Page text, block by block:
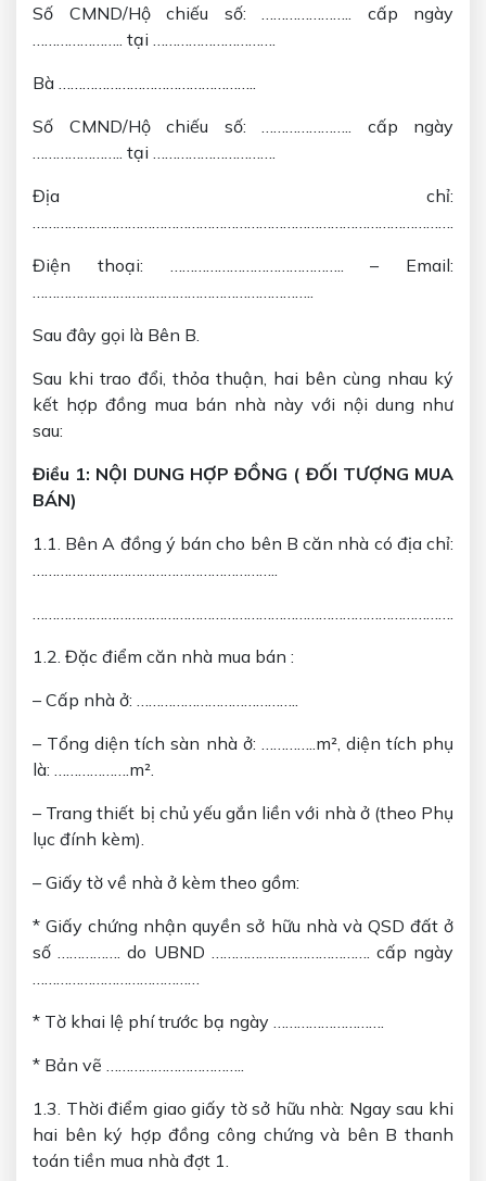
Số CMND/Hộ chiếu số: ………………….. cấp ngày
………………….. tại ………………………….
Bà …………………………………………..
Số CMND/Hộ chiếu số: ………………….. cấp ngày
………………….. tại ………………………….
Địa chỉ:
Điện thoại: …………………………………….. – Email:
Sau đây gọi là Bên B.
Sau khi trao đổi, thỏa thuận, hai bên cùng nhau ký
kết hợp đồng mua bán nhà này với nội dung như
sau:
Điều 1: NỘI DUNG HỢP ĐỒNG ( ĐỐI TƯỢNG MUA
BÁN)
1.1. Bên A đồng ý bán cho bên B căn nhà có địa chỉ:
1.2. Đặc điểm căn nhà mua bán :
– Cấp nhà ở: …………………………………..
– Tổng diện tích sàn nhà ở: …………..m², diện tích phụ
là: ……………….m².
– Trang thiết bị chủ yếu gắn liền với nhà ở (theo Phụ
lục đính kèm).
– Giấy tờ về nhà ở kèm theo gồm:
* Giấy chứng nhận quyền sở hữu nhà và QSD đất ở
số ……………. do UBND …………………………………. cấp ngày
* Tờ khai lệ phí trước bạ ngày ……………………….
* Bản vẽ ……………………………..
1.3. Thời điểm giao giấy tờ sở hữu nhà: Ngay sau khi
hai bên ký hợp đồng công chứng và bên B thanh
toán tiền mua nhà đợt 1.